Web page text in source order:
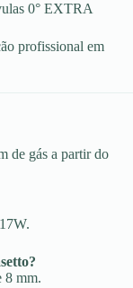
0° EXTRA
profissional em
de gás a partir do
8 mm.